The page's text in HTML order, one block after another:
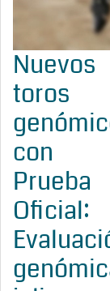
Nuevos
toros
con
Prueba
Oficial: